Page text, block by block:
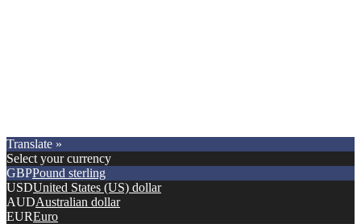
Translate »
Select your currency
GBPPound sterling
USDUnited States (US) dollar
AUDAustralian dollar
EUREuro